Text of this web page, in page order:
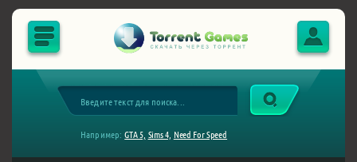
Например: GTA 5, Sims 4, Need For Speed